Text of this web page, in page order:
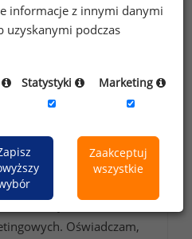
przetwarzanie moich
zawartych w
bezpłatnego
wynagrodzenia.pl.
przesyłanie na podany
handlowych oraz
Oświadczam,
informacje z innymi danymi
uzyskanymi podczas
Statystyki Marketing
Zaakceptuj
wszystkie